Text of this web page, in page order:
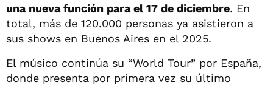
una nueva función para el 17 de diciembre. En
total, más de 120.000 personas ya asistieron a
sus shows en Buenos Aires en el 2025.
El músico continúa su “World Tour” por España,
donde presenta por primera vez su último